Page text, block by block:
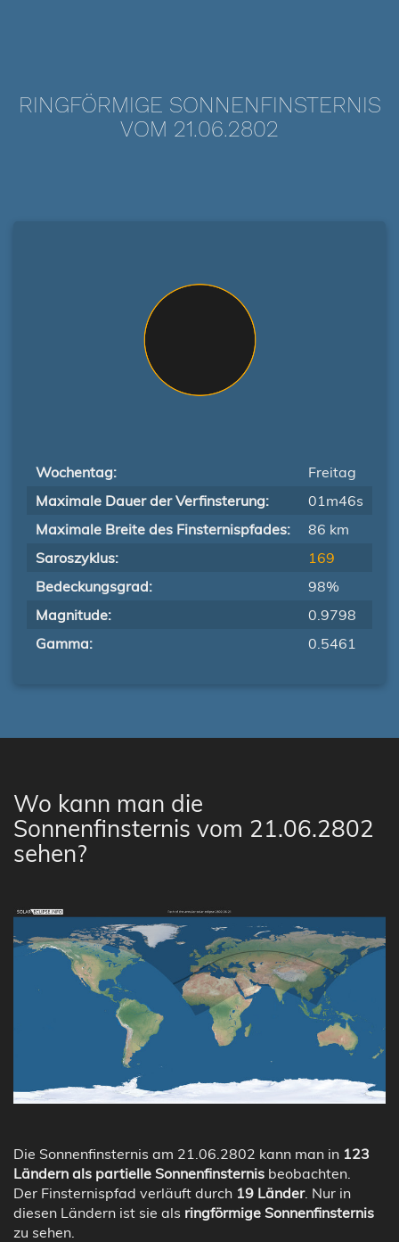
RINGFÖRMIGE SONNENFINSTERNIS
VOM 21.06.2802
Wochentag:
Freitag
Maximale Dauer der Verfinsterung:
01m46s
Maximale Breite des Finsternispfades:
86 km
Saroszyklus:
169
Bedeckungsgrad:
98%
Magnitude:
0.9798
Gamma:
0.5461
Wo kann man die
Sonnenfinsternis vom 21.06.2802
sehen?
Die Sonnenfinsternis am 21.06.2802 kann man in 123
Ländern als partielle Sonnenfinsternis beobachten.
Der Finsternispfad verläuft durch 19 Länder. Nur in
diesen Ländern ist sie als ringförmige Sonnenfinsternis
zu sehen.